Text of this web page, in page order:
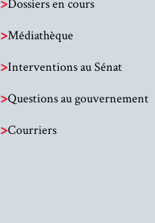
>Médiathèque
>Interventions au Sénat
>Questions au gouvernement
>Courriers